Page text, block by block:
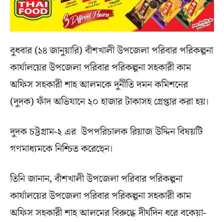
বুধবার (১৪ জানুয়ারি) বাঁশখালী উপজেলা পরিবার পরিকল্পনা
কার্যালয়ের উপজেলা পরিবার পরিকল্পনা সহকারী কাম
অফিস সহকারী শাহ আলমকে দুর্নীতি দমন কমিশনের
(দুদক) ফাঁদ অভিযানে ২০ হাজার টাকাসহ গ্রেপ্তার করা হয়।
দুদক চট্টগ্রাম-২ এর উপপরিচালক রিয়াজ উদ্দিন বিষয়টি
গণমাধ্যমকে নিশ্চিত করেছেন।
তিনি জানান, বাঁশখালী উপজেলা পরিবার পরিকল্পনা
কার্যালয়ের উপজেলা পরিবার পরিকল্পনা সহকারী কাম
অফিস সহকারী শাহ আলমের বিরুদ্ধে দীর্ঘদিন ধরে বকেয়া-